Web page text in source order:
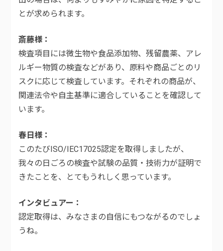
とが求められます。
斎藤様
検査項目には微生物や食品添加物、残留農薬、アレ
ルギー物質の検査などがあり、原料や商品ごとのリ
スクに応じて検査しています。それぞれの商品が、
関連法令や自主基準に適合していることを確認して
います。
春日様
このたびISO/IEC17025認定を取得しましたが、
我々の日ごろの検査や試験の品質・技術力が証明で
きたことを、とてもうれしく思っています。
インタビュアー
認定取得は、みなさまの自信にもつながるのでしょ
うね。